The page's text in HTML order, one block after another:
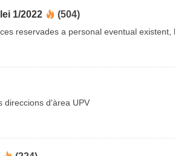
1/2022 (504)
reservades a personal eventual
direccions d'àrea UPV